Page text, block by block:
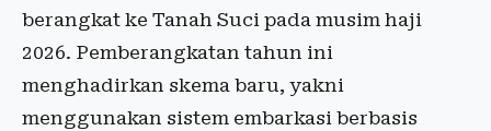
berangkat ke Tanah Suci pada musim haji
2026. Pemberangkatan tahun ini
menghadirkan skema baru, yakni
menggunakan sistem embarkasi berbasis